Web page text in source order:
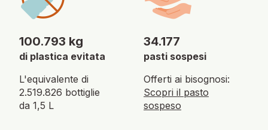
100.793 kg
di plastica evitata
L'equivalente di
2.519.826 bottiglie
da 1,5 L
34.177
pasti sospesi
Offerti ai bisognosi:
Scopri il pasto
sospeso